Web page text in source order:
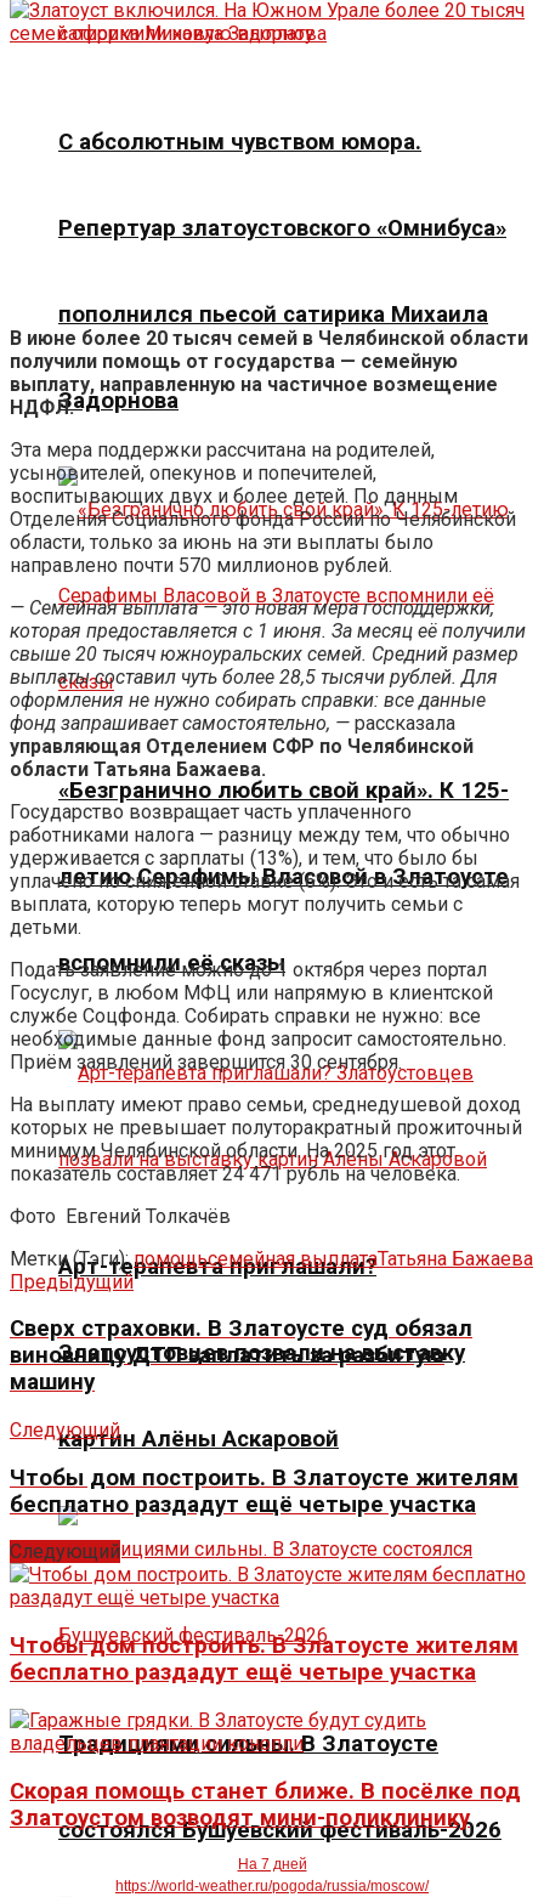
С абсолютным чувством юмора.
Репертуар златоустовского «Омнибуса»
пополнился пьесой сатирика Михаила
Задорнова
«Безгранично любить свой край». К 125-
летию Серафимы Власовой в Златоусте
вспомнили её сказы
Арт-терапевта приглашали?
Златоустовцев позвали на выставку
картин Алёны Аскаровой
Традициями сильны. В Златоусте
состоялся Бушуевский фестиваль-2026
В июне более 20 тысяч семей в Челябинской области
получили помощь от государства — семейную
выплату, направленную на частичное возмещение
НДФЛ.
Эта мера поддержки рассчитана на родителей,
усыновителей, опекунов и попечителей,
воспитывающих двух и более детей. По данным
Отделения Социального фонда России по Челябинской
области, только за июнь на эти выплаты было
направлено почти 570 миллионов рублей.
— Семейная выплата — это новая мера господдержки,
которая предоставляется с 1 июня. За месяц её получили
свыше 20 тысяч южноуральских семей. Средний размер
выплаты составил чуть более 28,5 тысячи рублей. Для
оформления не нужно собирать справки: все данные
фонд запрашивает самостоятельно, — рассказала
управляющая Отделением СФР по Челябинской
области Татьяна Бажаева.
Государство возвращает часть уплаченного
работниками налога — разницу между тем, что обычно
удерживается с зарплаты (13%), и тем, что было бы
уплачено по сниженной ставке (6%). Это и есть та самая
выплата, которую теперь могут получить семьи с
детьми.
Подать заявление можно до 1 октября через портал
Госуслуг, в любом МФЦ или напрямую в клиентской
службе Соцфонда. Собирать справки не нужно: все
необходимые данные фонд запросит самостоятельно.
Приём заявлений завершится 30 сентября.
На выплату имеют право семьи, среднедушевой доход
которых не превышает полуторакратный прожиточный
минимум Челябинской области. На 2025 год этот
показатель составляет 24 471 рубль на человека.
Фото Евгений Толкачёв
Метки (Тэги): помощьсемейная выплатаТатьяна Бажаева
Предыдущий
Сверх страховки. В Златоусте суд обязал
виновницу ДТП заплатить за разбитую
машину
Следующий
Чтобы дом построить. В Златоусте жителям
бесплатно раздадут ещё четыре участка
Следующий
Чтобы дом построить. В Златоусте жителям
бесплатно раздадут ещё четыре участка
Скорая помощь станет ближе. В посёлке под
Златоустом возводят мини-поликлинику
На 7 дней
https://world-weather.ru/pogoda/russia/moscow/